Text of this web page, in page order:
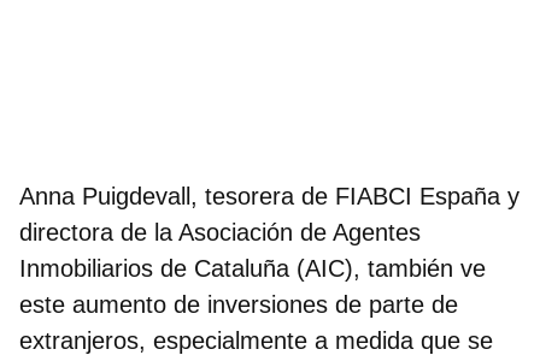
Anna Puigdevall, tesorera de FIABCI España y
directora de la Asociación de Agentes
Inmobiliarios de Cataluña (AIC), también ve
este aumento de inversiones de parte de
extranjeros, especialmente a medida que se